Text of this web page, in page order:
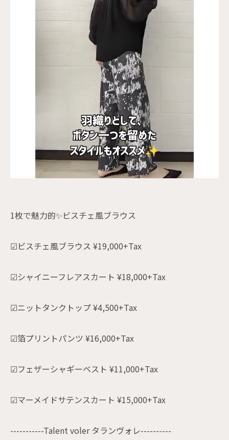
1枚で魅力的✨ビスチェ風ブラウス
☑ビスチェ風ブラウス ¥19,000+Tax
☑シャイニーフレアスカート ¥18,000+Tax
☑ニットタンクトップ ¥4,500+Tax
☑箔プリントパンツ ¥16,000+Tax
☑フェザーシャギーベスト ¥11,000+Tax
☑マーメイドサテンスカート ¥15,000+Tax
-----------Talent voler タランヴォレ----------